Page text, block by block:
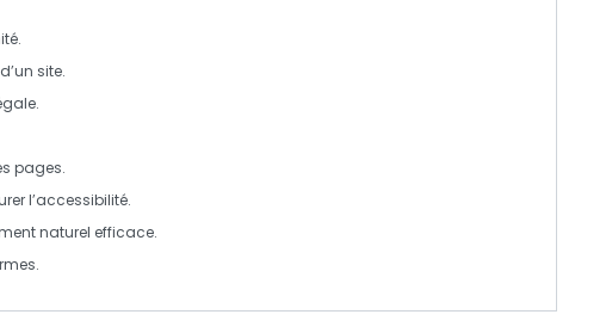
.
site.
.
pages.
l’accessibilité.
naturel efficace.